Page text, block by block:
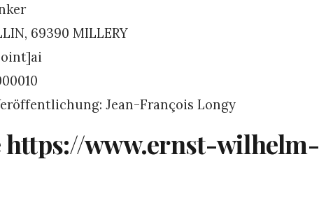
69390 MILLERY
Jean-François Longy
https://www.ernst-wilhelm-